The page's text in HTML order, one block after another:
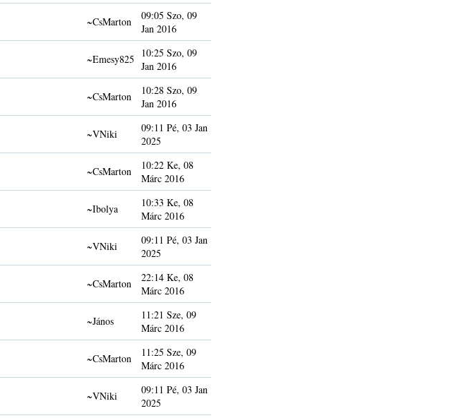
~CsMarton
09:05 Szo, 09
Jan 2016
~Emesy825
10:25 Szo, 09
Jan 2016
~CsMarton
10:28 Szo, 09
Jan 2016
~VNiki
09:11 Pé, 03 Jan
2025
~CsMarton
10:22 Ke, 08
Márc 2016
~Ibolya
10:33 Ke, 08
Márc 2016
~VNiki
09:11 Pé, 03 Jan
2025
~CsMarton
22:14 Ke, 08
Márc 2016
~János
11:21 Sze, 09
Márc 2016
~CsMarton
11:25 Sze, 09
Márc 2016
~VNiki
09:11 Pé, 03 Jan
2025